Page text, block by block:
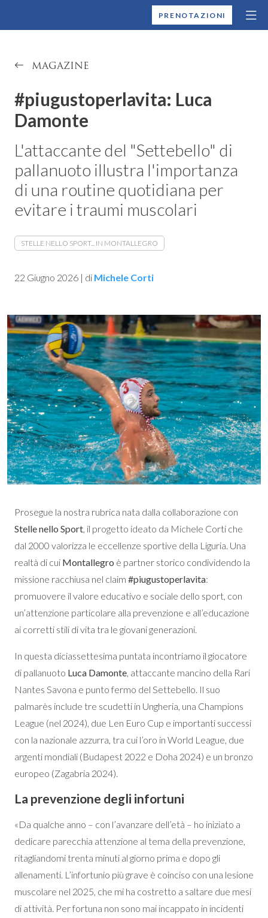
MONTALLEGROPRENOTAZIONI
MAGAZINE
#piugustoperlavita: Luca
Damonte
L'attaccante del "Settebello" di
pallanuoto illustra l'importanza
di una routine quotidiana per
evitare i traumi muscolari
STELLE NELLO SPORT... IN MONTALLEGRO
22 Giugno 2026 | di Michele Corti
Prosegue la nostra rubrica nata dalla collaborazione con
Stelle nello Sport , il progetto ideato da Michele Corti che
dal 2000 valorizza le eccellenze sportive della Liguria. Una
realtà di cui Montallegro è partner storico condividendo la
missione racchiusa nel claim #piugustoperlavita:
promuovere il valore educativo e sociale dello sport, con
un’attenzione particolare alla prevenzione e all’educazione
ai corretti stili di vita tra le giovani generazioni.
In questa diciassettesima puntata incontriamo il giocatore
di pallanuoto Luca Damonte , attaccante mancino della Rari
Nantes Savona e punto fermo del Settebello. Il suo
palmarès include tre scudetti in Ungheria, una Champions
League (nel 2024), due Len Euro Cup e importanti successi
con la nazionale azzurra, tra cui l’oro in World League, due
argenti mondiali (Budapest 2022 e Doha 2024) e un bronzo
europeo (Zagabria 2024).
La prevenzione degli infortuni
«Da qualche anno – con l’avanzare dell’età – ho iniziato a
dedicare parecchia attenzione al tema della prevenzione,
ritagliandomi trenta minuti al giorno prima e dopo gli
allenamenti. L’infortunio più grave è coinciso con una lesione
muscolare nel 2025, che mi ha costretto a saltare due mesi
di attività. Per fortuna non sono mai incappato in incidenti